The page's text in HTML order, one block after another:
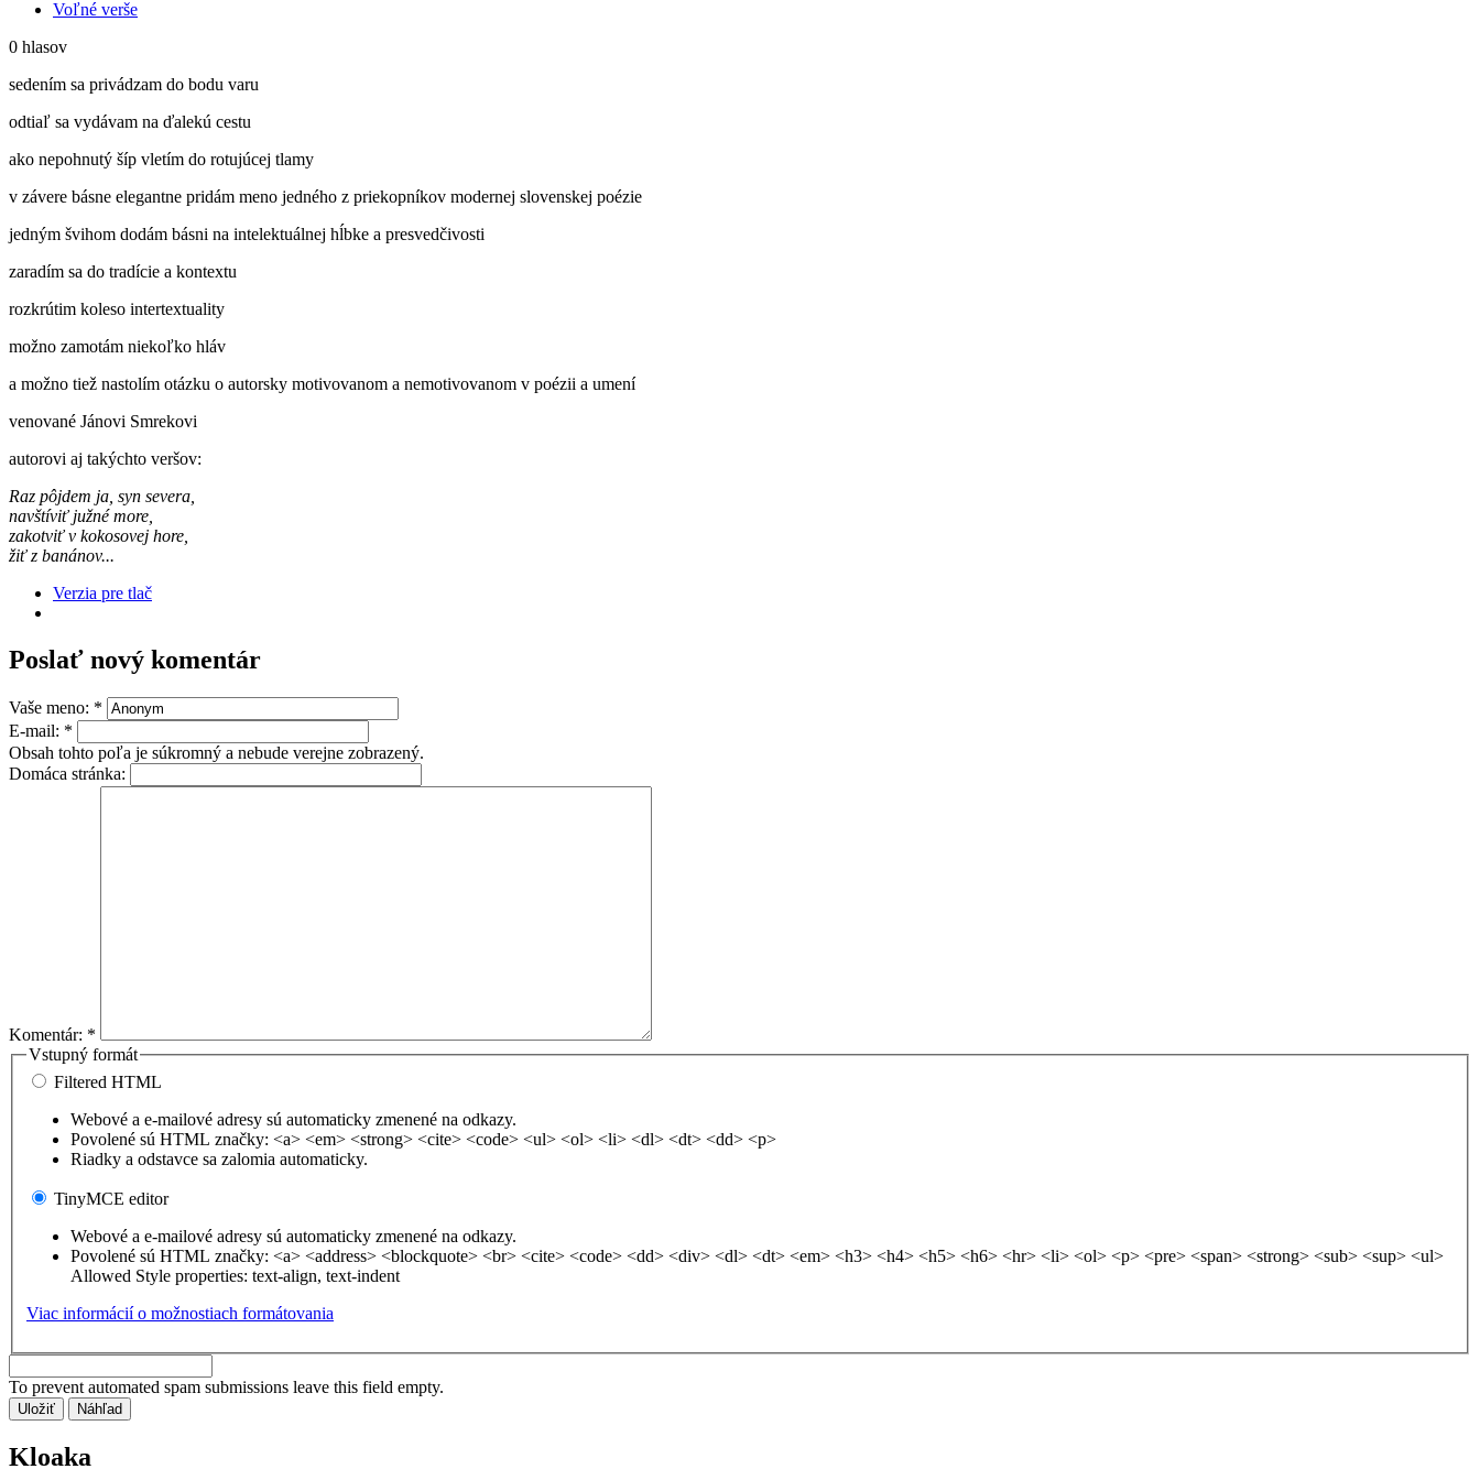
Voľné verše
0 hlasov
sedením sa privádzam do bodu varu
odtiaľ sa vydávam na ďalekú cestu
ako nepohnutý šíp vletím do rotujúcej tlamy
v závere básne elegantne pridám meno jedného z priekopníkov modernej slovenskej poézie
jedným švihom dodám básni na intelektuálnej hĺbke a presvedčivosti
zaradím sa do tradície a kontextu
rozkrútim koleso intertextuality
možno zamotám niekoľko hláv
a možno tiež nastolím otázku o autorsky motivovanom a nemotivovanom v poézii a umení
venované Jánovi Smrekovi
autorovi aj takýchto veršov:
Raz pôjdem ja, syn severa,
navštíviť južné more,
zakotviť v kokosovej hore,
žiť z banánov...
Verzia pre tlač
Poslať nový komentár
Vaše meno: *
E-mail: *
Obsah tohto poľa je súkromný a nebude verejne zobrazený.
Domáca stránka:
Komentár: *
Vstupný formát
Filtered HTML
Webové a e-mailové adresy sú automaticky zmenené na odkazy.
Povolené sú HTML značky: <a> <em> <strong> <cite> <code> <ul> <ol> <li> <dl> <dt> <dd> <p>
Riadky a odstavce sa zalomia automaticky.
TinyMCE editor
Webové a e-mailové adresy sú automaticky zmenené na odkazy.
Povolené sú HTML značky: <a> <address> <blockquote> <br> <cite> <code> <dd> <div> <dl> <dt> <em> <h3> <h4> <h5> <h6> <hr> <li> <ol> <p> <pre> <span> <strong> <sub> <sup> <ul>
Allowed Style properties: text-align, text-indent
Viac informácií o možnostiach formátovania
To prevent automated spam submissions leave this field empty.
Kloaka